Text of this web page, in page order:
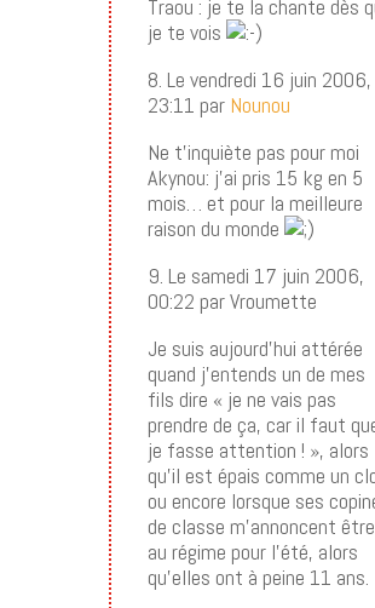
Traou : je te la chante dès
je te vois
8. Le vendredi 16 juin 2006,
23:11 par Nounou
Ne t’inquiète pas pour moi
Akynou: j’ai pris 15 kg en 5
mois… et pour la meilleure
raison du monde
9. Le samedi 17 juin 2006,
00:22 par Vroumette
Je suis aujourd’hui attérée
quand j’entends un de mes
fils dire « je ne vais pas
prendre de ça, car il faut
je fasse attention ! », alors
qu’il est épais comme un
ou encore lorsque ses
de classe m’annoncent être
au régime pour l’été, alors
qu’elles ont à peine 11 ans.